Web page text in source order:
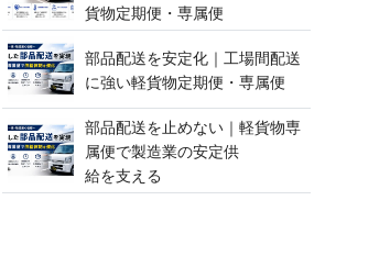
貨物定期便 ・ 専 属 便
部品配送を安定化｜工場間配送
に強い軽貨物定期便 ・ 専 属 便
部品配送を止めない｜軽貨物専
属便で製造業の安定供
給 を 支 え る